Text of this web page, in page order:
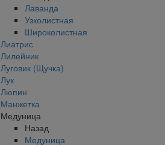
Лаванда
Узколистная
Широколистная
Лиатрис
Лилейник
Луговик (Щучка)
Лук
Люпин
Манжетка
Медуница
Назад
Медуница